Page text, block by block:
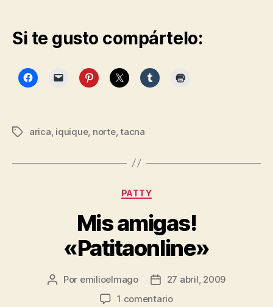
Si te gusto compártelo:
Etiquetas
arica iquique, norte,tacna
Categorías
PATTY
Mis amigas!
«Patitaonline»
Autor
Por emilioelmago
Fecha
de
27 abril, 2009
1 comentarioen